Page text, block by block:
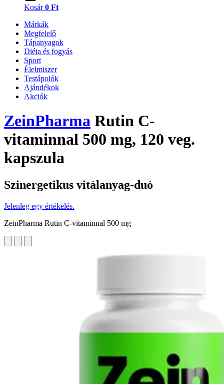
Kosár 0 Ft
Márkák
Megfelelő
Tápanyagok
Diéta és fogyás
Sport
Élelmiszer
Testápolók
Ajándékok
Akciók
ZeinPharma Rutin C-
vitaminnal 500 mg, 120 veg.
kapszula
Szinergetikus vitálanyag-duó
Jelenleg egy értékelés.
ZeinPharma Rutin C-vitaminnal 500 mg